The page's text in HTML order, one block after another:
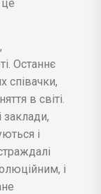
Останнє
співачки,
в світі.
заклади,
і
і